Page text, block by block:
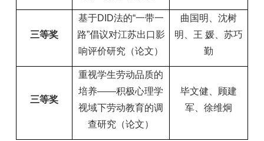
三等奖
基于DID法的“一带一
路”倡议对江苏出口影
响评价研究（论文）
曲国明、沈树
明、王 媛、苏巧
勤
三等奖
重视学生劳动品质的
培养——积极心理学
视域下劳动教育的调
查研究（论文）
毕文健、顾建
军、徐维炯